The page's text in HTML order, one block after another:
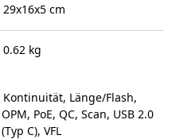
29x16x5 cm
0.62 kg
Kontinuität, Länge/Flash,
OPM, PoE, QC, Scan, USB 2.0
(Typ C), VFL